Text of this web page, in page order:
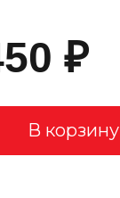
₽
В корзину